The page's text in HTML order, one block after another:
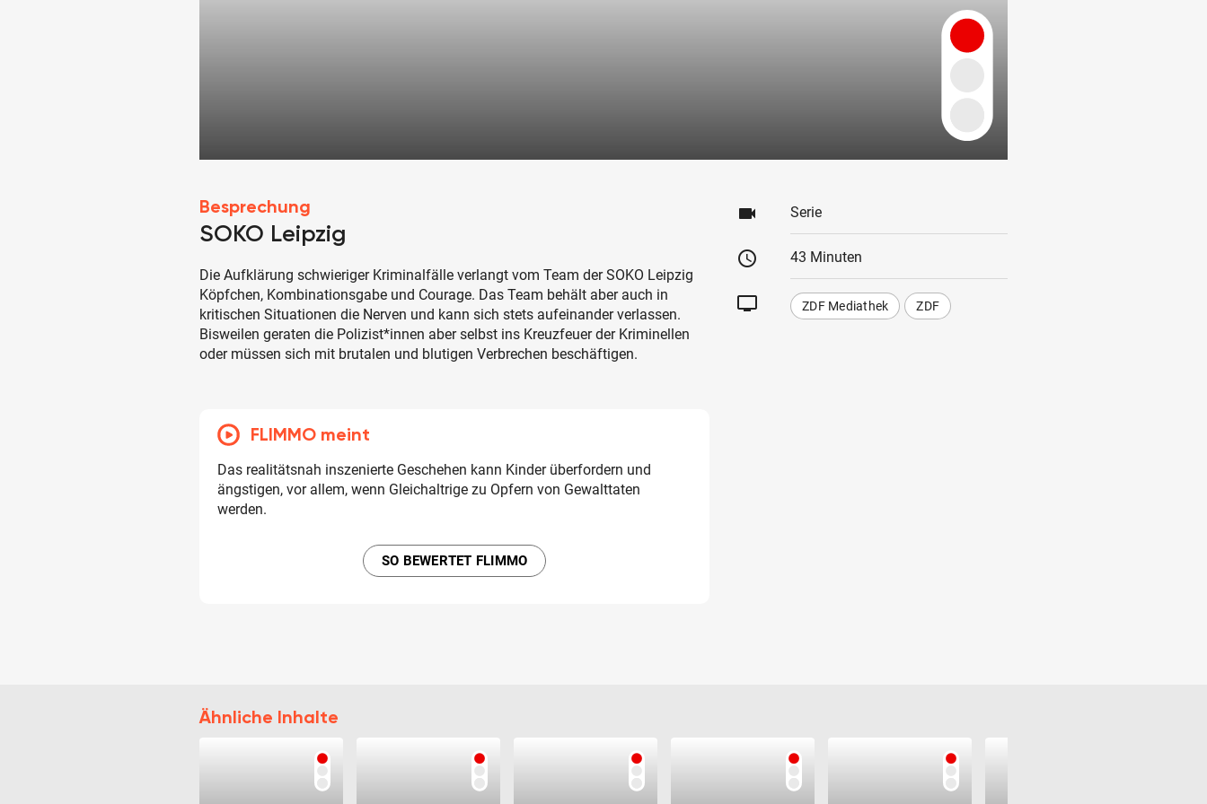
Besprechung
SOKO Leipzig
Die Aufklärung schwieriger Kriminalfälle verlangt vom Team der SOKO Leipzig
Köpfchen, Kombinationsgabe und Courage. Das Team behält aber auch in
kritischen Situationen die Nerven und kann sich stets aufeinander verlassen.
Bisweilen geraten die Polizist*innen aber selbst ins Kreuzfeuer der Kriminellen
oder müssen sich mit brutalen und blutigen Verbrechen beschäftigen.
FLIMMO meint
Das realitätsnah inszenierte Geschehen kann Kinder überfordern und
ängstigen, vor allem, wenn Gleichaltrige zu Opfern von Gewalttaten
werden.
SO BEWERTET FLIMMO
videocam Serie
schedule 43 Minuten
tv ZDF Mediathek ZDF
Ähnliche Inhalte